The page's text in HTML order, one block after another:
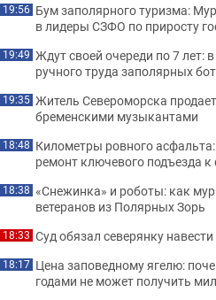
19:56 Бум заполярного туризма:
в лидеры СЗФО по приросту
19:49 Ждут своей очереди по 7
ручного труда заполярных
19:35 Житель Североморска
бременскими музыкантами
18:48 Километры ровного
ремонт ключевого подъезда
18:38 «Снежинка» и роботы: как
ветеранов из Полярных Зорь
18:33 Суд обязал северянку
18:17 Цена заповедному ягелю:
годами не может получить